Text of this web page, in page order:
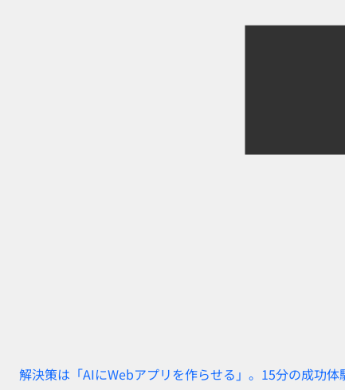
解決策は「AIにWebアプリを作らせる」。15分の成功